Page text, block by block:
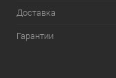
Доставка
Гарантии